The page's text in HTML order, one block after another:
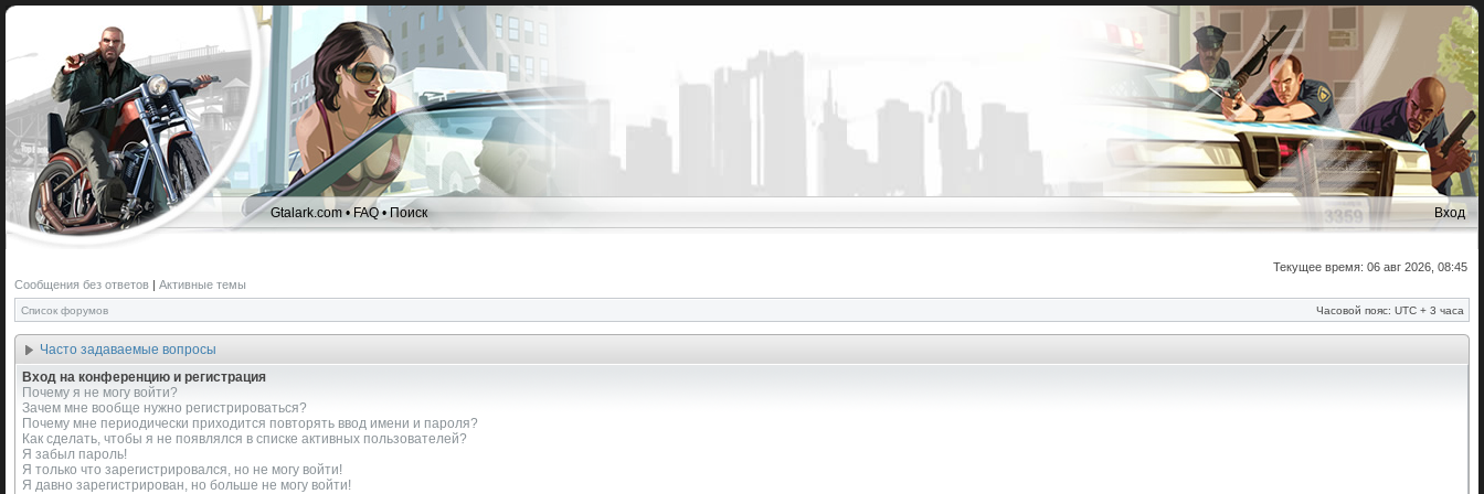
Gtalark.com •FAQ•Поиск Вход
Текущее время: 06 авг 2026, 08:45
Сообщения без ответов | Активные темы
Список форумов Часовой пояс: UTC + 3 часа
Часто задаваемые вопросы
Вход на конференцию и регистрация
Почему я не могу войти?
Зачем мне вообще нужно регистрироваться?
Почему мне периодически приходится повторять ввод имени и пароля?
Как сделать, чтобы я не появлялся в списке активных пользователей?
Я забыл пароль!
Я только что зарегистрировался, но не могу войти!
Я давно зарегистрирован, но больше не могу войти!